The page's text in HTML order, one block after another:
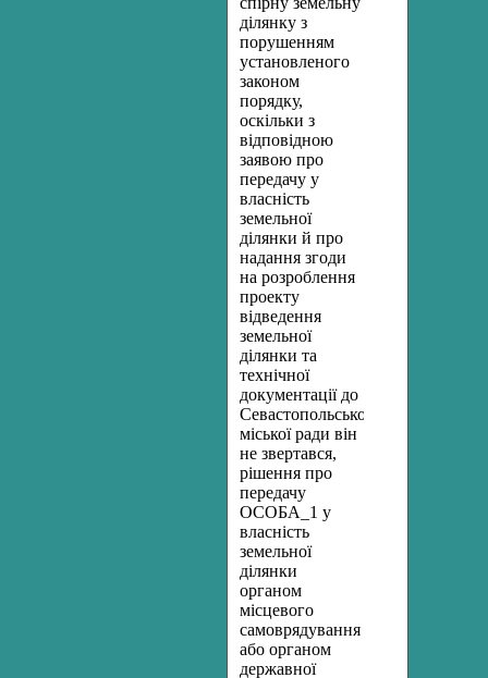
ділянку з
порушенням
установленого
законом
порядку,
оскільки з
відповідною
заявою про
передачу у
власність
земельної
ділянки й про
надання згоди
на розроблення
проекту
відведення
земельної
ділянки та
технічної
документації до
Севастопольської
міської ради він
не звертався,
рішення про
передачу
ОСОБА_1 у
власність
земельної
ділянки
органом
місцевого
самоврядування
або органом
державної